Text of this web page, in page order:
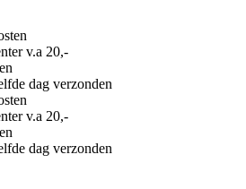
v.a 20,-
dag verzonden
v.a 20,-
dag verzonden